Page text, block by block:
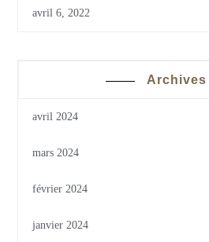
avril 6, 2022
Archives
avril 2024
mars 2024
février 2024
janvier 2024